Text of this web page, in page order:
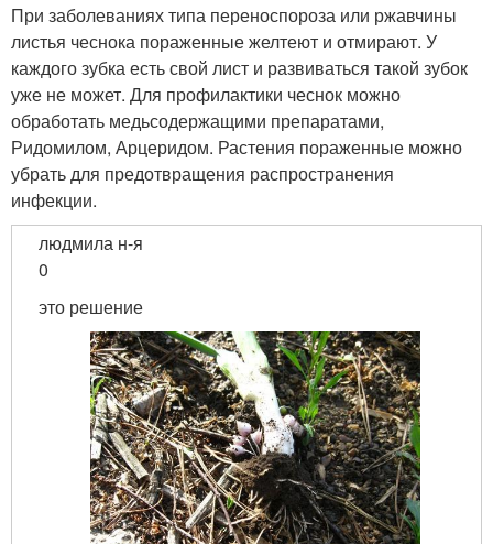
При заболеваниях типа переноспороза или ржавчины
листья чеснока пораженные желтеют и отмирают. У
каждого зубка есть свой лист и развиваться такой зубок
уже не может. Для профилактики чеснок можно
обработать медьсодержащими препаратами,
Ридомилом, Арцеридом. Растения пораженные можно
убрать для предотвращения распространения
инфекции.
людмила н-я
0
это решение